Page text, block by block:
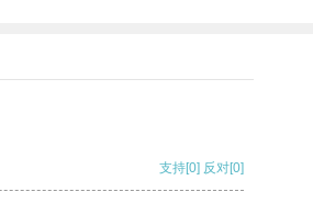
支持[0] 反对[0]